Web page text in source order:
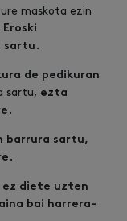
maskota ezin
sartu.
de pedikuran
sartu, ezta
barrura sartu,
diete uzten
bai harrera-